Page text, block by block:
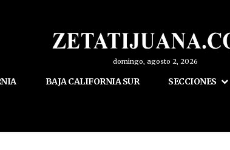
domingo, agosto 2, 2026
BAJA CALIFORNIA SUR SECCIONES